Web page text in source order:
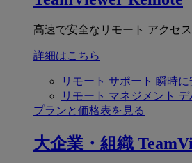
高速で安全なリモート アクセス
詳細はこちら
リモート サポート 瞬時に
リモート マネジメント デ
プランと価格表を見る
大企業・組織